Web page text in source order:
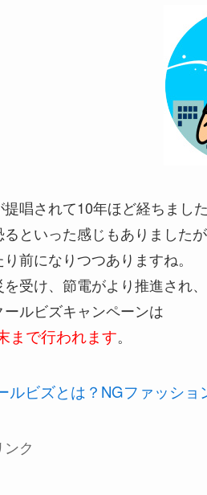
提唱されて10年ほど経ちまし
といった感じもありました
前になりつつありますね。
受け、節電がより推進され、
ルビズキャンペーンは
まで行われます。
ルビズとは？NGファッショ
ク